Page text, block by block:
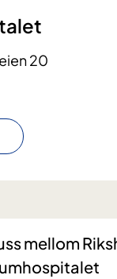
20
mellom